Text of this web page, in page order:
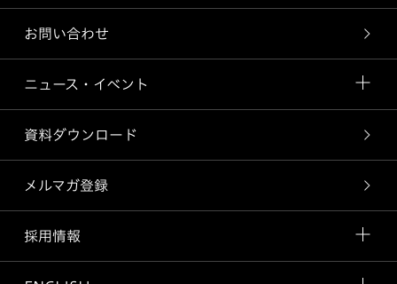
お問い合わせ
ニュース・イベント
資料ダウンロード
メルマガ登録
採用情報